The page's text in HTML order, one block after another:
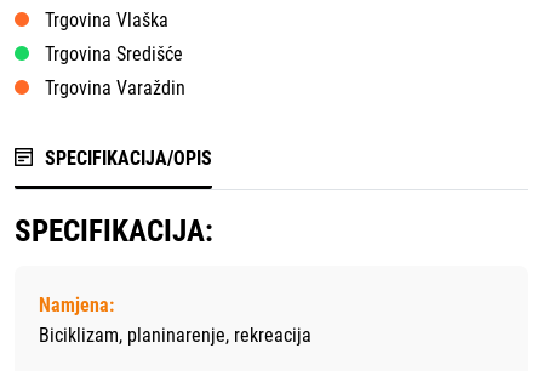
Trgovina Vlaška
Trgovina Središće
Trgovina Varaždin
SPECIFIKACIJA/OPIS
SPECIFIKACIJA:
Namjena:
Biciklizam, planinarenje, rekreacija